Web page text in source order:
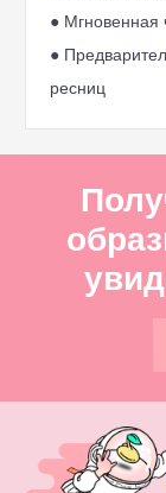
● Мгновенная
●
ресниц